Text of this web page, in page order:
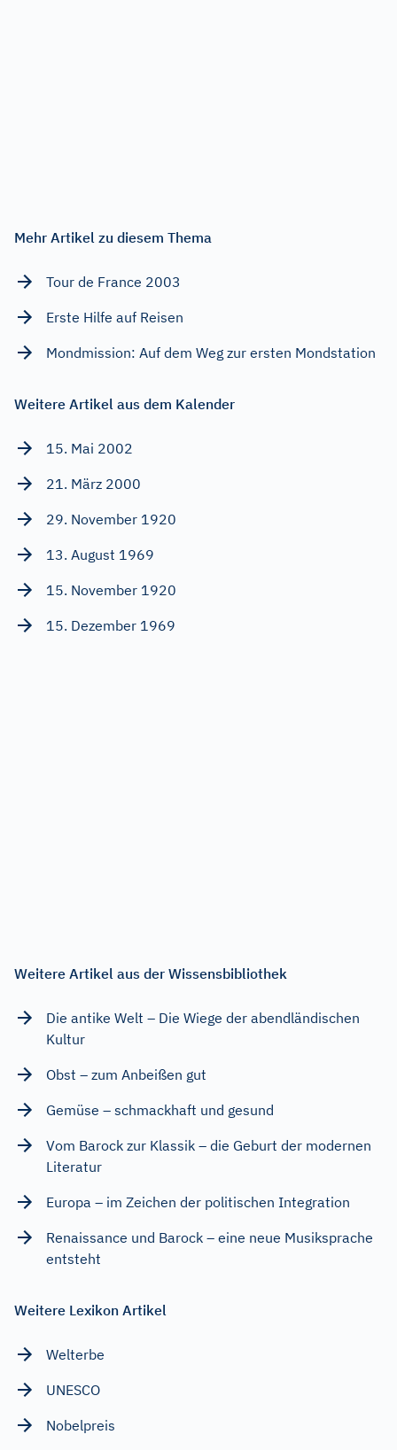
Mehr Artikel zu diesem Thema
Tour de France 2003
Erste Hilfe auf Reisen
Mondmission: Auf dem Weg zur ersten Mondstation
Weitere Artikel aus dem Kalender
15. Mai 2002
21. März 2000
29. November 1920
13. August 1969
15. November 1920
15. Dezember 1969
Weitere Artikel aus der Wissensbibliothek
Die antike Welt – Die Wiege der abendländischen
Kultur
Obst – zum Anbeißen gut
Gemüse – schmackhaft und gesund
Vom Barock zur Klassik – die Geburt der modernen
Literatur
Europa – im Zeichen der politischen Integration
Renaissance und Barock – eine neue Musiksprache
entsteht
Weitere Lexikon Artikel
Welterbe
UNESCO
Nobelpreis